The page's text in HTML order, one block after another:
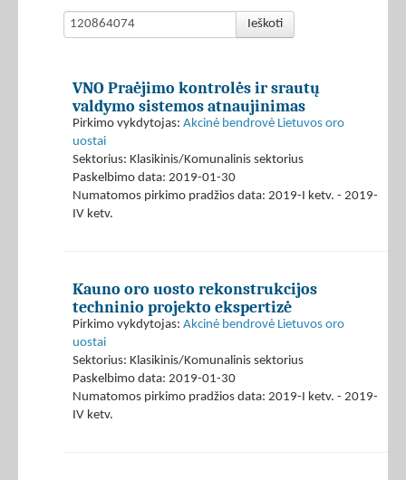
Ieškoti
VNO Praėjimo kontrolės ir srautų
valdymo sistemos atnaujinimas
Pirkimo vykdytojas: Akcinė bendrovė Lietuvos oro
uostai
Sektorius: Klasikinis/Komunalinis sektorius
Paskelbimo data: 2019-01-30
Numatomos pirkimo pradžios data: 2019-I ketv. - 2019-
IV ketv.
Kauno oro uosto rekonstrukcijos
techninio projekto ekspertizė
Pirkimo vykdytojas: Akcinė bendrovė Lietuvos oro
uostai
Sektorius: Klasikinis/Komunalinis sektorius
Paskelbimo data: 2019-01-30
Numatomos pirkimo pradžios data: 2019-I ketv. - 2019-
IV ketv.